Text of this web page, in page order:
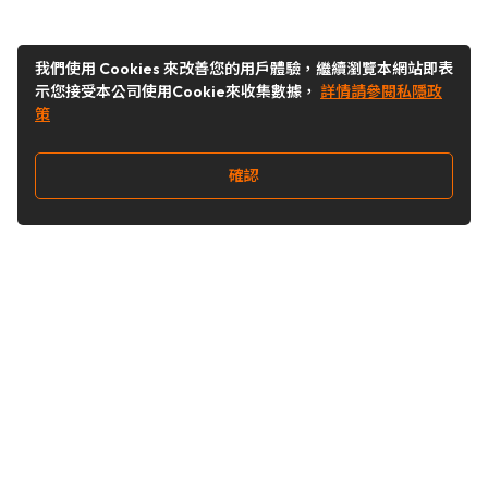
我們使用 Cookies 來改善您的用戶體驗，繼續瀏覽本網站即表
示您接受本公司使用Cookie來收集數據， 詳情請參閱私隱政
策
確認